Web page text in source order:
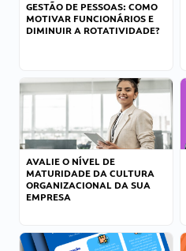
GESTÃO DE PESSOAS: COMO
MOTIVAR FUNCIONÁRIOS E
DIMINUIR A ROTATIVIDADE?
AVALIE O NÍVEL DE
MATURIDADE DA CULTURA
ORGANIZACIONAL DA SUA
EMPRESA